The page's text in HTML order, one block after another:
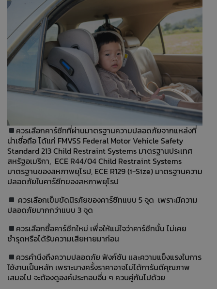
ควรเลือกคาร์ซีทที่ผ่านมาตรฐานความปลอดภัยจากแหล่งที่
น่าเชื่อถือ ได้แก่ FMVSS Federal Motor Vehicle Safety
Standard 213 Child Restraint Systems มาตรฐานประเทศ
สหรัฐอเมริกา, ECE R44/04 Child Restraint Systems
มาตรฐานของสหภาพยุโรป, ECE R129 (i-Size) มาตรฐานความ
ปลอดภัยในคาร์ซีทของสหภาพยุโรป
ควรเลือกเข็มขัดนิรภัยของคาร์ซีทแบบ 5 จุด เพราะมีความ
ปลอดภัยมากกว่าแบบ 3 จุด
ควรเลือกซื้อคาร์ซีทใหม่ เพื่อให้แน่ใจว่าคาร์ซีทนั้น ไม่เคย
ชำรุดหรือได้รับความเสียหายมาก่อน
ควรคำนึงถึงความปลอดภัย ฟังก์ชัน และความแข็งแรงในการ
ใช้งานเป็นหลัก เพราะบางครั้งราคาอาจไม่ได้การันตีคุณภาพ
เสมอไป จะต้องดูองค์ประกอบอื่น ๆ ควบคู่กันไปด้วย